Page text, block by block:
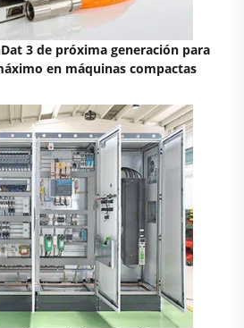
3 de próxima generación para
en máquinas compactas